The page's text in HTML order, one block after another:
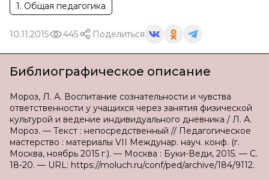
1. Общая педагогика
10.11.2015 445 Поделиться
Библиографическое описание
Мороз, Л. А. Воспитание сознательности и чувства
ответственности у учащихся через занятия физической
культурой и ведение индивидуального дневника / Л. А.
Мороз. — Текст : непосредственный // Педагогическое
мастерство : материалы VII Междунар. науч. конф. (г.
Москва, ноябрь 2015 г.). — Москва : Буки-Веди, 2015. — С.
18-20. — URL: https://moluch.ru/conf/ped/archive/184/9112.